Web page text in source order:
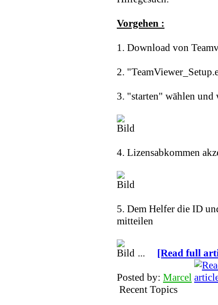
Vorgehen :
1. Download von
2.
3. "starten" wählen
4. Lizensabkommen
5. Dem Helfer die ID
mitteilen
... [Read full
Posted by: Marcel
Recent Topics